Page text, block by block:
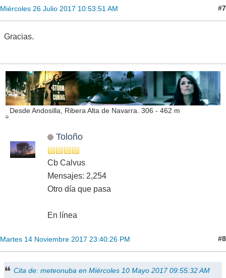
Miércoles 26 Julio 2017 10:53:51 AM #7
Gracias.
Desde Andosilla, Ribera Alta de Navarra. 306 - 462 m
Toloño
Cb Calvus
Mensajes: 2,254
Otro día que pasa
En línea
Martes 14 Noviembre 2017 23:40:26 PM #8
Cita de: meteonuba en Miércoles 10 Mayo 2017 09:55:32 AM